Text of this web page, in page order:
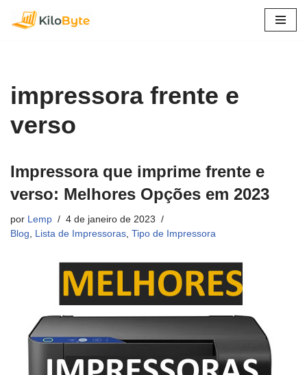
conteúdo
impressora frente e
verso
Impressora que imprime frente e
verso: Melhores Opções em 2023
por Lemp
4 de janeiro de 2023
Blog, Lista de Impressoras, Tipo de Impressora